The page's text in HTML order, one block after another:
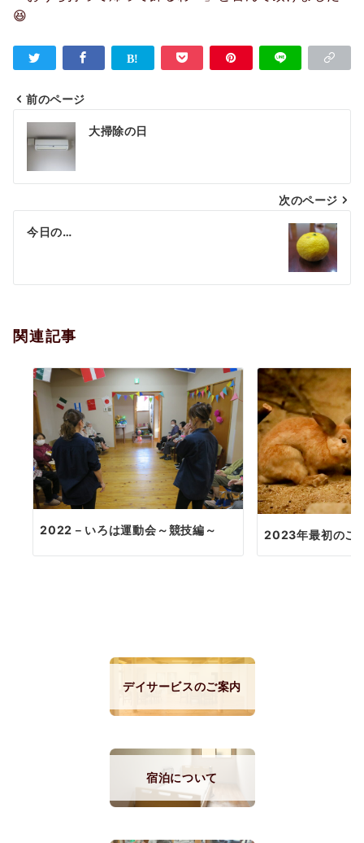
😆
投
稿
ナ
ビ
ゲ
シ
ン
前のページ
大掃除の日
次のページ
今日の…
関連記事
2022－いろは運動会～競技編～ 2023年最初のご
デイサービスのご案内
宿泊について